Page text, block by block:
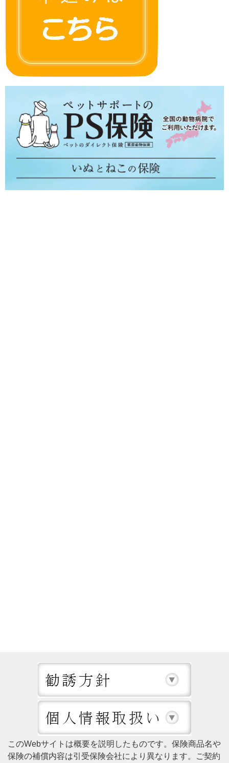
このWebサイトは概要を説明したものです。保険商品名や
保険の補償内容は引受保険会社により異なります。ご契約